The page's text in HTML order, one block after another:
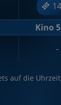
-
Kino
auf die